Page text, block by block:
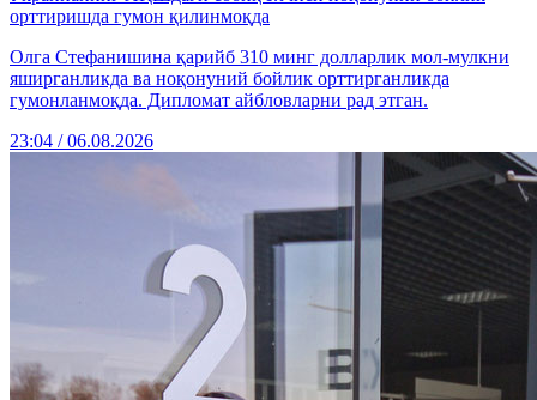
орттиришда гумон қилинмоқда
Олга Стефанишина қарийб 310 минг долларлик мол-мулкни
яширганликда ва ноқонуний бойлик орттирганликда
гумонланмоқда. Дипломат айбловларни рад этган.
23:04 / 06.08.2026